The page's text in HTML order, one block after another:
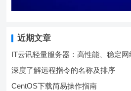
近期文章
IT云讯轻量服务器：高性能、稳定
深度了解远程指令的名称及排序
CentOS下载简易操作指南